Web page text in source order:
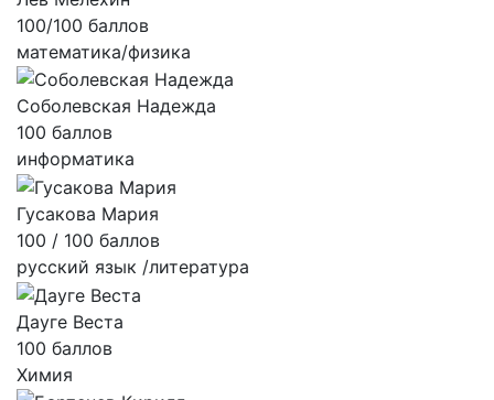
100/100 баллов
математика/физика
Соболевская Надежда
100 баллов
информатика
Гусакова Мария
100 / 100 баллов
русский язык /литература
Дауге Веста
100 баллов
Химия